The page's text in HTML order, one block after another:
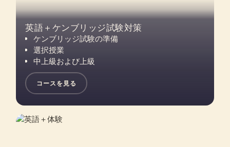
英語＋ケンブリッジ試験対策
ケンブリッジ試験の準備
選択授業
中上級および上級
コースを見る